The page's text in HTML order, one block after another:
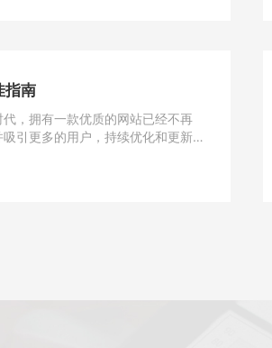
指南
，拥有一款优质的网站已经不再
引更多的用户，持续优化和更新
站的最大化价值。阅读本文，您